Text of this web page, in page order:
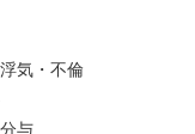
気・不倫
与